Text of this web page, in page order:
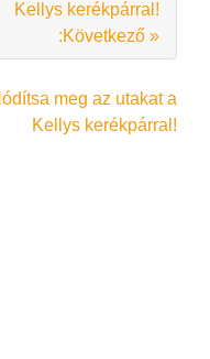
Kellys kerékpárral!
:Következő »
meg az utakat a
Kellys kerékpárral!